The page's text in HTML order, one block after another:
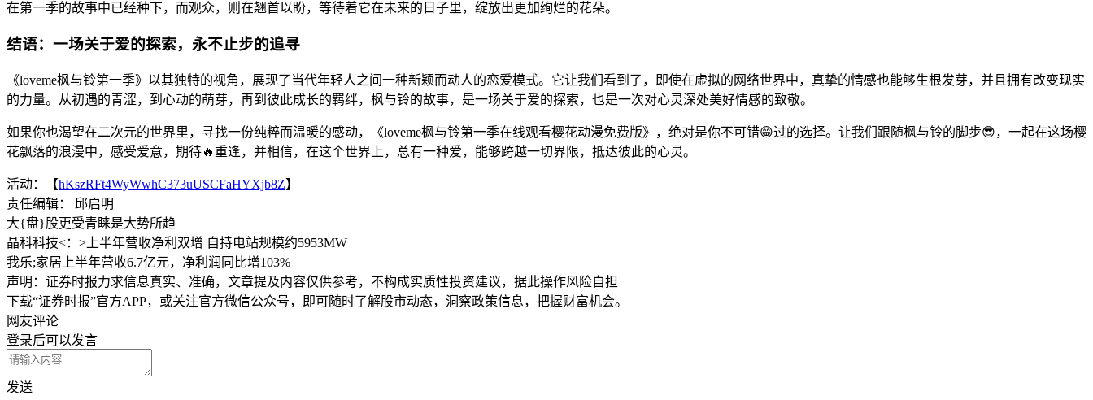
在第一季的故事中已经种下，而观众，则在翘首以盼，等待着它在未来的日子里，绽放出更加绚烂的花朵。
结语：一场关于爱的探索，永不止步的追寻
《loveme枫与铃第一季》以其独特的视角，展现了当代年轻人之间一种新颖而动人的恋爱模式。它让我们看到了，即使在虚拟的网络世界中，真挚的情感也能够生根发芽，并且拥有改变现实
的力量。从初遇的青涩，到心动的萌芽，再到彼此成长的羁绊，枫与铃的故事，是一场关于爱的探索，也是一次对心灵深处美好情感的致敬。
如果你也渴望在二次元的世界里，寻找一份纯粹而温暖的感动，《loveme枫与铃第一季在线观看樱花动漫免费版》，绝对是你不可错😁过的选择。让我们跟随枫与铃的脚步😎，一起在这场樱
花飘落的浪漫中，感受爱意，期待🔥重逢，并相信，在这个世界上，总有一种爱，能够跨越一切界限，抵达彼此的心灵。
活动：【hKszRFt4WyWwhC373uUSCFaHYXjb8Z】
责任编辑： 邱启明
大{盘}股更受青睐是大势所趋
晶科科技<：>上半年营收净利双增 自持电站规模约5953MW
我乐;家居上半年营收6.7亿元，净利润同比增103%
声明：证券时报力求信息真实、准确，文章提及内容仅供参考，不构成实质性投资建议，据此操作风险自担
下载“证券时报”官方APP，或关注官方微信公众号，即可随时了解股市动态，洞察政策信息，把握财富机会。
网友评论
登录后可以发言
发送